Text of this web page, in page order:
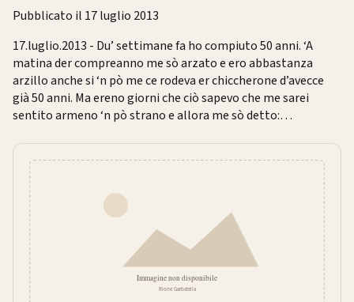
Pubblicato il 17 luglio 2013
17.luglio.2013 - Du’ settimane fa ho compiuto 50 anni. ‘A
matina der compreanno me sò arzato e ero abbastanza
arzillo anche si ‘n pò me ce rodeva er chiccherone d’avecce
già 50 anni. Ma ereno giorni che ciò sapevo che me sarei
sentito armeno ‘n pò strano e allora me sò detto:…